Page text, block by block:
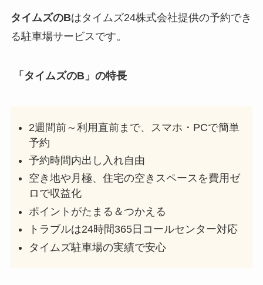
タイムズのBはタイムズ24株式会社提供の予約でき
る駐車場サービスです。
「タイムズのB」の特長
2週間前～利用直前まで、スマホ・PCで簡単
予約
予約時間内出し入れ自由
空き地や月極、住宅の空きスペースを費用ゼ
ロで収益化
ポイントがたまる＆つかえる
トラブルは24時間365日コールセンター対応
タイムズ駐車場の実績で安心